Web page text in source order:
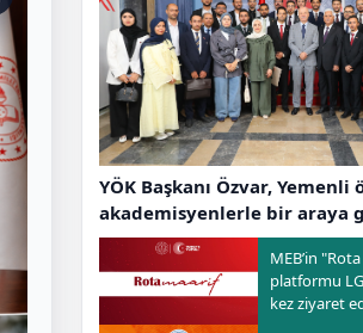
YÖK Başkanı Özvar,
akademisyenlerle bir araya
MEB’in
platformu
kez ziyaret